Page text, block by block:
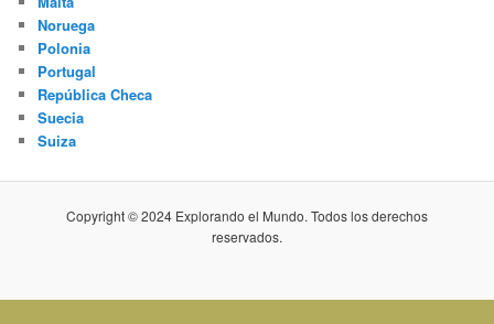
Noruega
Polonia
Portugal
República Checa
Suecia
Suiza
Copyright © 2024 Explorando el Mundo. Todos los derechos
reservados.